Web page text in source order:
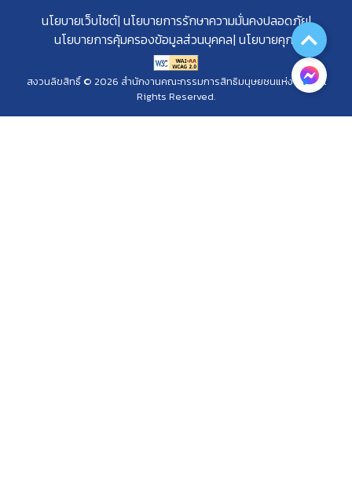
นโยบายเว็บไซต์ นโยบายการรักษาความมั่นคงปลอดภัย
นโยบายการคุ้มครองข้อมูลส่วนบุคคล นโยบายคุกกี้
สงวนลิขสิทธิ์ © 2026 สำนักงานคณะกรรมการสิทธิมนุษยชนแห่งชาติ. All
Rights Reserved.